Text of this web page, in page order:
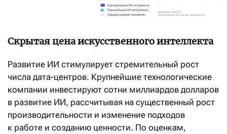
Скрытая цена искусственного интеллекта
Развитие ИИ стимулирует стремительный рост
числа дата-центров. Крупнейшие технологические
компании инвестируют сотни миллиардов долларов
в развитие ИИ, рассчитывая на существенный рост
производительности и изменение подходов
к работе и созданию ценности. По оценкам,